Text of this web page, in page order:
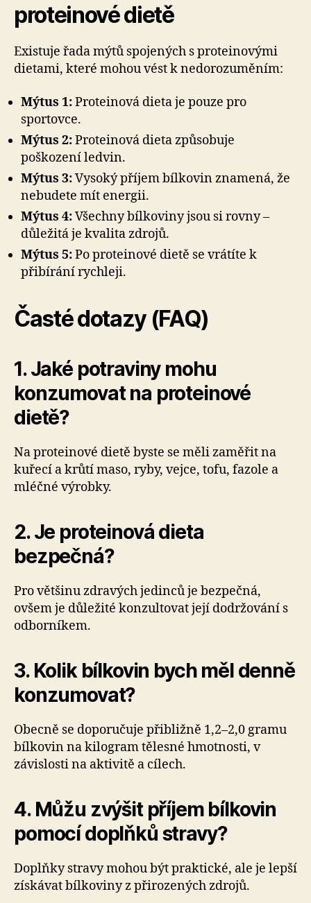
proteinové dietě
Existuje řada mýtů spojených s proteinovými
dietami, které mohou vést k nedorozuměním:
Mýtus 1:Proteinová dieta je pouze pro
sportovce.
Mýtus 2:Proteinová dieta způsobuje
poškození ledvin.
Mýtus 3:Vysoký příjem bílkovin znamená, že
nebudete mít energii.
Mýtus 4:Všechny bílkoviny jsou si rovny –
důležitá je kvalita zdrojů.
Mýtus 5:Po proteinové dietě se vrátíte k
přibírání rychleji.
Časté dotazy (FAQ)
1. Jaké potraviny mohu
konzumovat na proteinové
dietě?
Na proteinové dietě byste se měli zaměřit na
kuřecí a krůtí maso, ryby, vejce, tofu, fazole a
mléčné výrobky.
2. Je proteinová dieta
bezpečná?
Pro většinu zdravých jedinců je bezpečná,
ovšem je důležité konzultovat její dodržování s
odborníkem.
3. Kolik bílkovin bych měl denně
konzumovat?
Obecně se doporučuje přibližně 1,2–2,0 gramu
bílkovin na kilogram tělesné hmotnosti, v
závislosti na aktivitě a cílech.
4. Můžu zvýšit příjem bílkovin
pomocí doplňků stravy?
Doplňky stravy mohou být praktické, ale je lepší
získávat bílkoviny z přirozených zdrojů.